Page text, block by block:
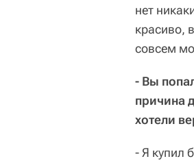
нет
красиво,
совсем
- Вы
причина
хотели
- Я купил